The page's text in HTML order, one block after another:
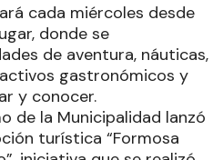
cada miércoles desde
donde se
de aventura, náuticas,
gastronómicos y
y conocer.
de la Municipalidad lanzó
turística “Formosa